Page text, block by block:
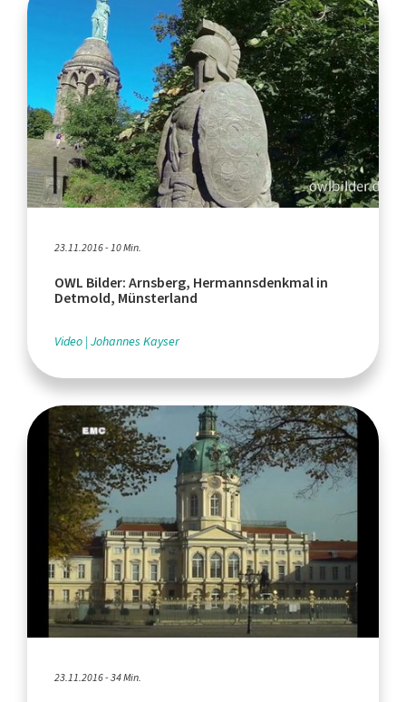
23.11.2016 - 10 Min.
OWL Bilder: Arnsberg, Hermannsdenkmal in
Detmold, Münsterland
Video Johannes Kayser
23.11.2016 - 34 Min.